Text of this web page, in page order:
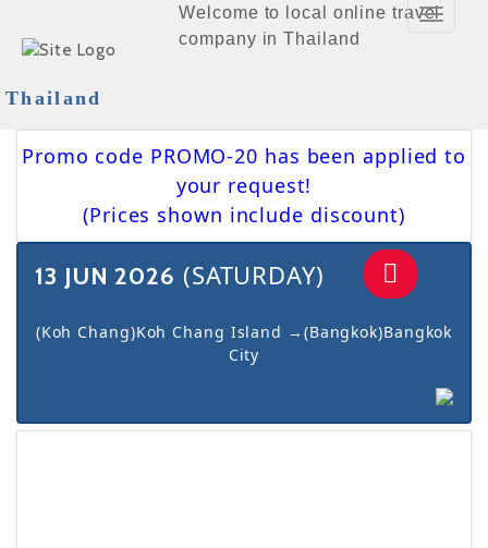
Thailand
Welcome to local online travel
company in Thailand
Toggle
Promo code PROMO-20 has been applied to
your request!
(Prices shown include discount)
13 JUN 2026 (SATURDAY)
(Koh Chang)Koh Chang Island →(Bangkok)Bangkok
City